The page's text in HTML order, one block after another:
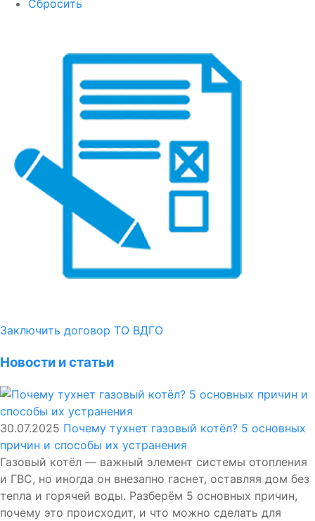
Сбросить
Заключить договор ТО ВДГО
Новости и статьи
30.07.2025 Почему тухнет газовый котёл? 5 основных
причин и способы их устранения
Газовый котёл — важный элемент системы отопления
и ГВС, но иногда он внезапно гаснет, оставляя дом без
тепла и горячей воды. Разберём 5 основных причин,
почему это происходит, и что можно сделать для